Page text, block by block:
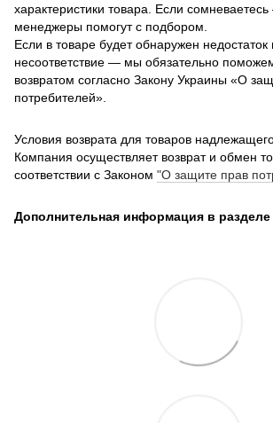
характеристики товара. Если
менеджеры помогут с подбором.
Если в товаре будет обнаружен недостаток
несоответствие — мы обязательно
возвратом согласно Закону Украины «О
потребителей».
Условия возврата для товаров
Компания осуществляет возврат и обмен
соответствии с Законом "О защите прав
Дополнительная информация в разделе